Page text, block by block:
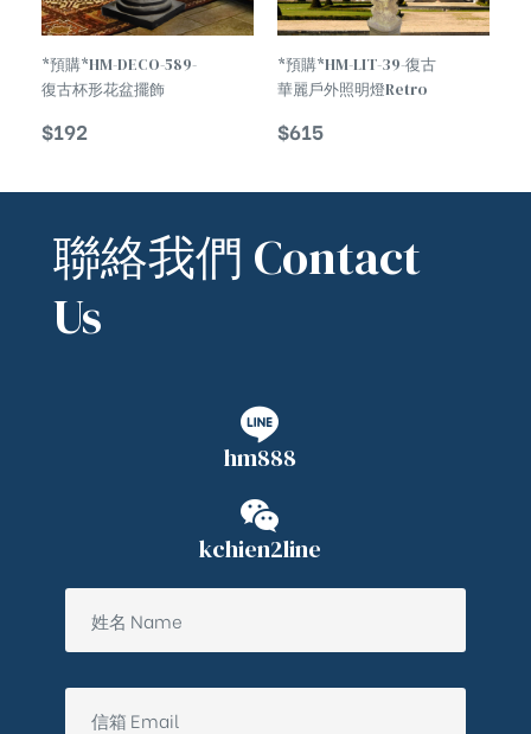
*預購*HM-DECO-589-
復古杯形花盆擺飾
Flowerpot
$192
*預購*HM-LIT-39-復古
華麗戶外照明燈Retro
Lighting
$615
聯絡我們 Contact
Us
hm888
kchien2line